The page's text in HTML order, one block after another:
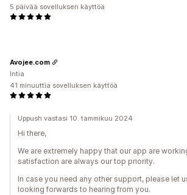
5 päivää sovelluksen käyttöä
Avojee.com
Intia
41 minuuttia sovelluksen käyttöä
Uppush vastasi 10. tammikuu 2024
Hi there,
We are extremely happy that our app are
satisfaction are always our top priority.
In case you need any other support, please let
looking forwards to hearing from you.